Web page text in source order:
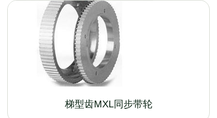
梯型齿MXL同步带轮